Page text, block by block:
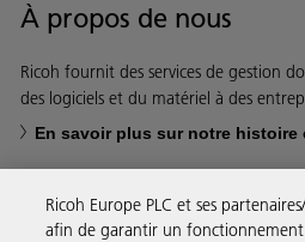
À propos de nous
Ricoh fournit des services de gestion
des logiciels et du matériel à des
En savoir plus sur notre histoire
Ricoh Europe PLC et ses
afin de garantir un